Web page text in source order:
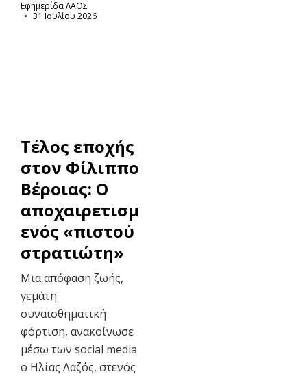
Εφημερίδα ΛΑΟΣ
31 Ιουλίου 2026
Τέλος εποχής
στον Φίλιππο
Βέροιας: Ο
αποχαιρετισμός
ενός «πιστού
στρατιώτη»
Μια απόφαση ζωής,
γεμάτη
συναισθηματική
φόρτιση, ανακοίνωσε
μέσω των social media
ο Ηλίας Λαζός, στενός